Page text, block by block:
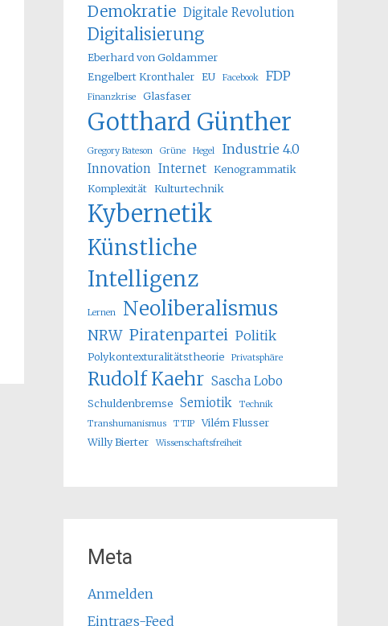
Demokratie Digitale Revolution
Digitalisierung
Eberhard von Goldammer
Engelbert Kronthaler EU Facebook FDP
Finanzkrise Glasfaser
Gotthard Günther
Gregory Bateson Grüne Hegel Industrie 4.0
Innovation Internet Kenogrammatik
Komplexität Kulturtechnik
Kybernetik
Künstliche
Intelligenz
Lernen Neoliberalismus
NRW Piratenpartei Politik
Polykontexturalitätstheorie Privatsphäre
Rudolf Kaehr Sascha Lobo
Schuldenbremse Semiotik
Technik
Transhumanismus
TTIP
Vilém Flusser
Willy Bierter
Wissenschaftsfreiheit
Meta
Anmelden
Eintrags-Feed